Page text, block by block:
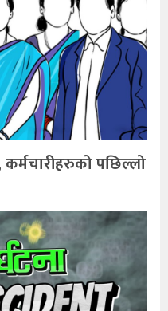
कर्मचारीहरुको पछिल्लो